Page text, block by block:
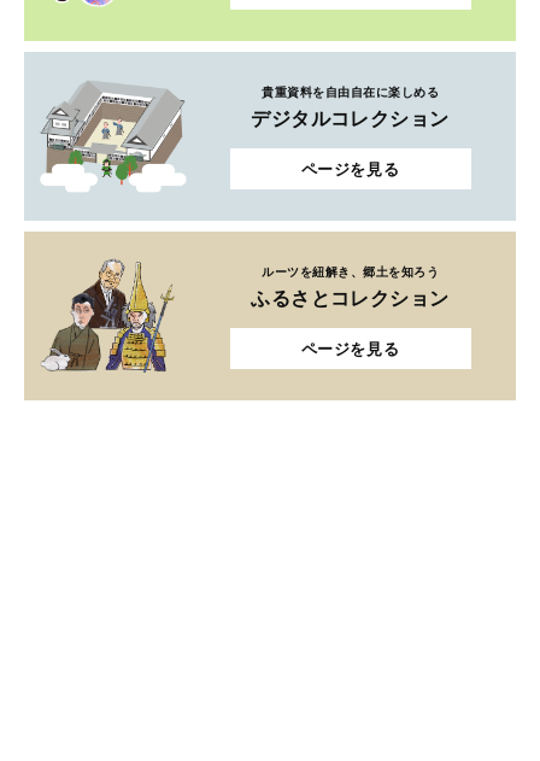
貴重資料を自由自在に楽しめる
デジタルコレクション
ページを見る
ルーツを紐解き、郷土を知ろう
ふるさとコレクション
ページを見る